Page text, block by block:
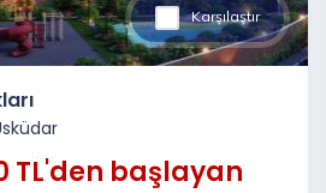
Karşılaştır
TL'den başlayan